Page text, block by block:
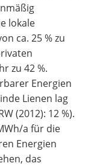
lokale
ca. 25 % zu
zu 42 %.
Energien
Lienen lag
(2012): 12 %).
a für die
Energien
das